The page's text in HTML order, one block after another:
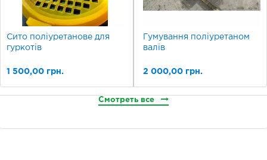
Сито поліуретанове для
гуркотів
1 500,00 грн.
Гумування поліуретаном
валів
2 000,00 грн.
Смотреть все